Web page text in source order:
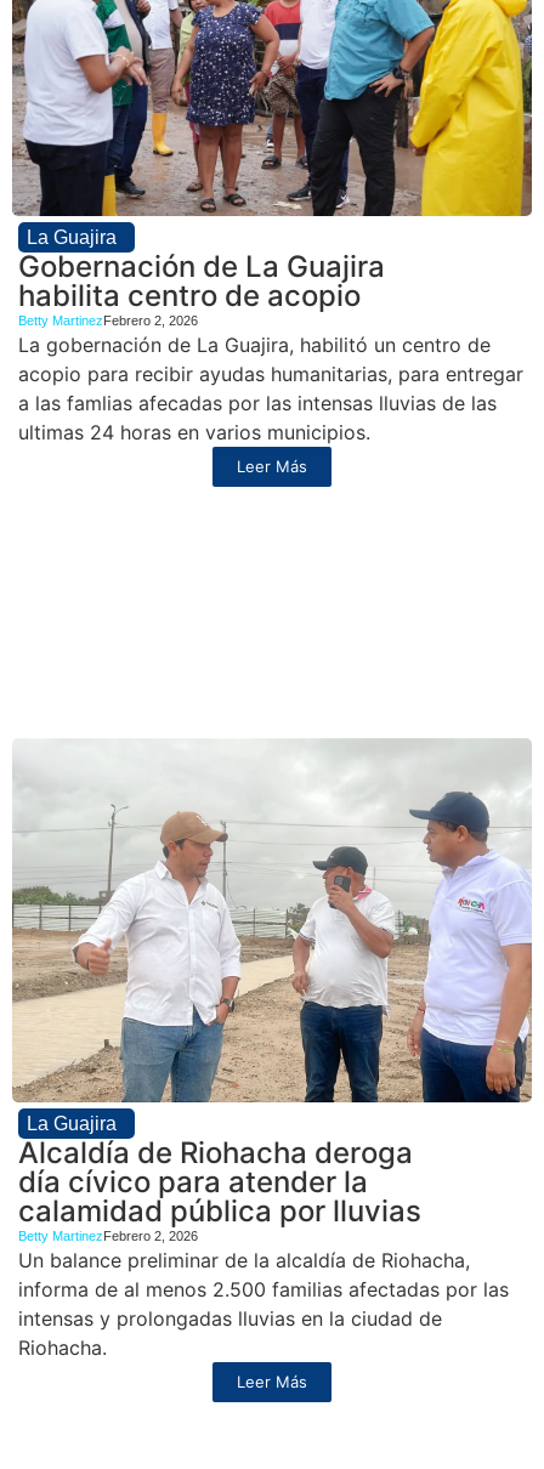
La Guajira
Gobernación de La Guajira
habilita centro de acopio
Betty Martinez Febrero 2, 2026
La gobernación de La Guajira, habilitó un centro de
acopio para recibir ayudas humanitarias, para entregar
a las famlias afecadas por las intensas lluvias de las
ultimas 24 horas en varios municipios.
Leer Más
La Guajira
Alcaldía de Riohacha deroga
día cívico para atender la
calamidad pública por lluvias
Betty Martinez Febrero 2, 2026
Un balance preliminar de la alcaldía de Riohacha,
informa de al menos 2.500 familias afectadas por las
intensas y prolongadas lluvias en la ciudad de
Riohacha.
Leer Más